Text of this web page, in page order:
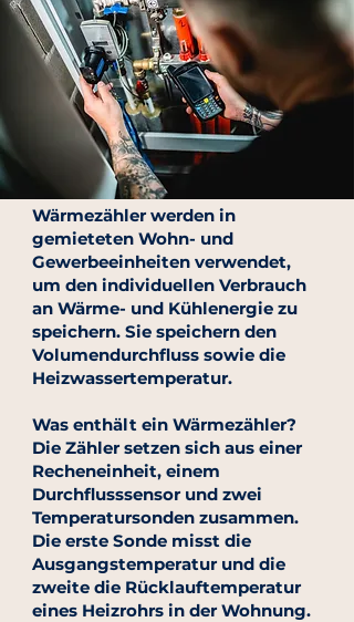
Wärmezähler werden in
gemieteten Wohn- und
Gewerbeeinheiten verwendet,
um den individuellen Verbrauch
an Wärme- und Kühlenergie zu
speichern. Sie speichern den
Volumendurchfluss sowie die
Heizwassertemperatur.
Was enthält ein Wärmezähler?
Die Zähler setzen sich aus einer
Recheneinheit, einem
Durchflusssensor und zwei
Temperatursonden zusammen.
Die erste Sonde misst die
Ausgangstemperatur und die
zweite die Rücklauftemperatur
eines Heizrohrs in der Wohnung.